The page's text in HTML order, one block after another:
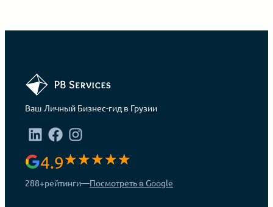
Ваш Личный Бизнес-гид в Грузии
4.9
288+рейтинги—Посмотреть в Google